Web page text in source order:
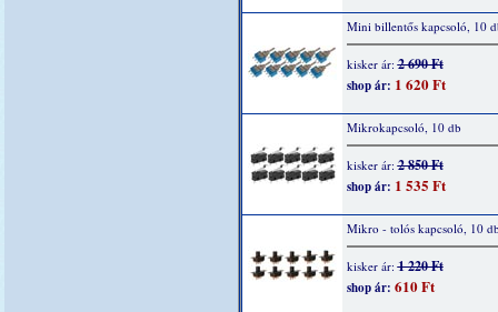
Mini billentős kapcsoló, 10
kisker ár:2 690 Ft
shop ár: 1 620 Ft
Mikrokapcsoló, 10 db
kisker ár:2 850 Ft
shop ár: 1 535 Ft
Mikro - tolós kapcsoló, 10
kisker ár:1 220 Ft
shop ár: 610 Ft